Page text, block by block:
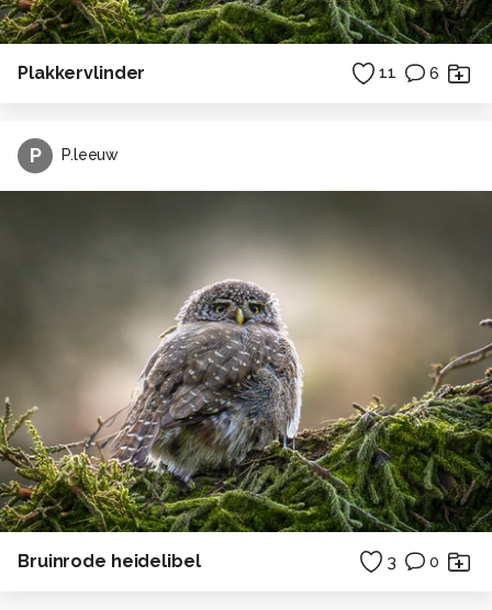
Plakkervlinder 11 6
P P.leeuw
Bruinrode heidelibel 3 0